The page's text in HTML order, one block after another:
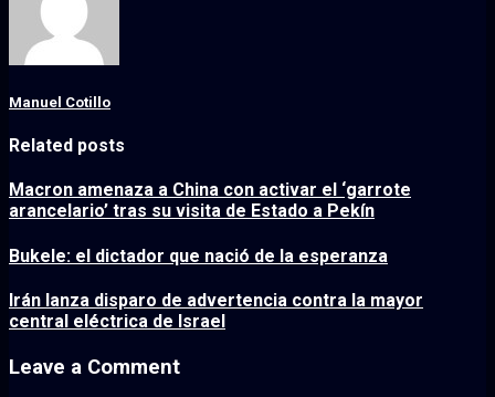
Manuel Cotillo
Related posts
Macron amenaza a China con activar el ‘garrote
arancelario’ tras su visita de Estado a Pekín
Bukele: el dictador que nació de la esperanza
Irán lanza disparo de advertencia contra la mayor
central eléctrica de Israel
Leave a Comment